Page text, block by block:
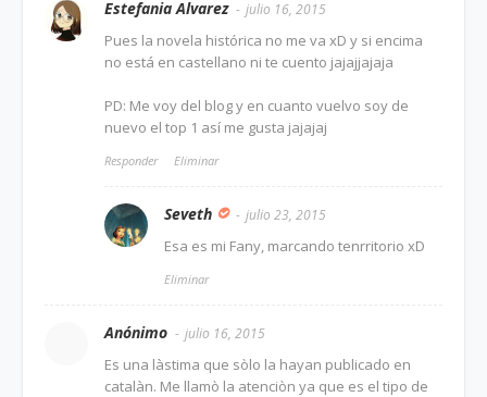
Estefania Alvarez julio 16, 2015
Pues la novela histórica no me va xD y si encima
no está en castellano ni te cuento jajajjajaja
PD: Me voy del blog y en cuanto vuelvo soy de
nuevo el top 1 así me gusta jajajaj
Responder Eliminar
Seveth julio 23, 2015
Esa es mi Fany, marcando tenrritorio xD
Eliminar
Anónimo julio 16, 2015
Es una làstima que sòlo la hayan publicado en
catalàn. Me llamò la atenciòn ya que es el tipo de